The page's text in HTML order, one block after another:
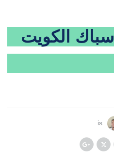
سباك الكويت
is